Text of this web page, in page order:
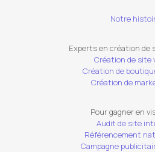
Notre
Experts en création de
Création de site
Création de
Création de
Pour gagner en
Audit de site
Référencement
Campagne